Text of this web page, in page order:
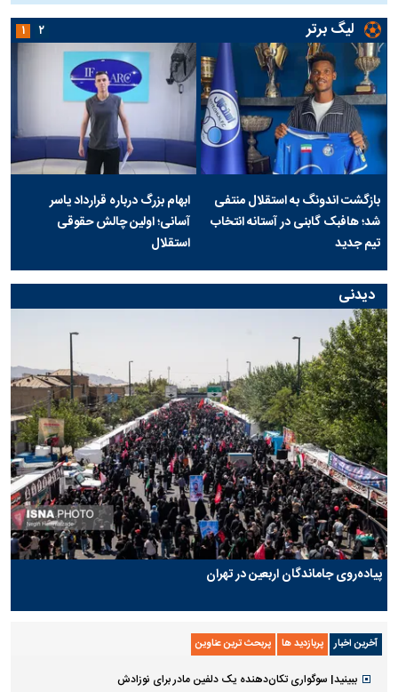
لیگ برتر
بازگشت اندونگ به استقلال منتفی
شد؛ هافبک گابنی در آستانه انتخاب
تیم جدید
ابهام بزرگ درباره قرارداد یاسر
آسانی؛ اولین چالش حقوقی
استقلال
۱ ۲
دیدنی
پیاده‌روی جاماندگان اربعین در تهران
آخرین اخبار پربازدید ها پربحث ترین عناوین
ببینید| سوگواری تکان‌دهنده یک دلفین مادر برای نوزادش